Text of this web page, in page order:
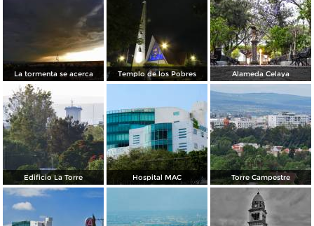
La tormenta se acerca Templo de los Pobres Alameda Celaya
Edificio La Torre Hospital MAC Torre Campestre